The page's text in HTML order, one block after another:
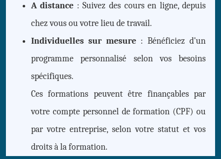
A distance : Suivez des cours en ligne, depuis
chez vous ou votre lieu de travail.
Individuelles sur mesure : Bénéficiez d'un
programme personnalisé selon vos besoins
spécifiques.
Ces formations peuvent être finançables par
votre compte personnel de formation (CPF) ou
par votre entreprise, selon votre statut et vos
droits à la formation.